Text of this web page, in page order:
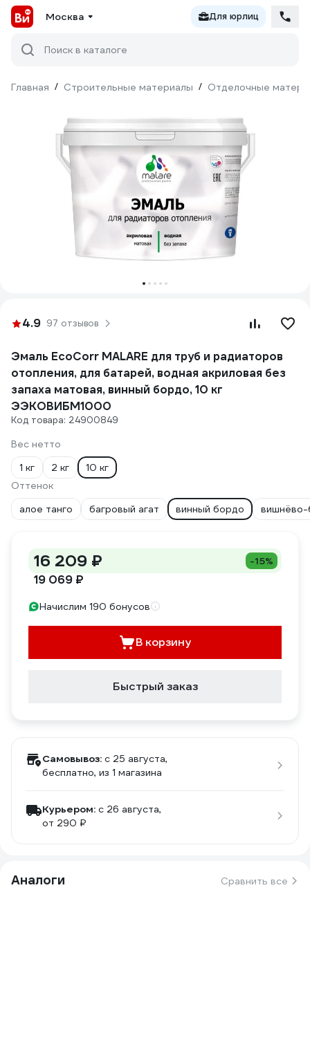
Москва Для юрлиц
Поиск в каталоге
Главная / Строительные материалы / Отделочные
4.9 97 отзывов
Эмаль EcoCorr MALARE для труб и радиаторов
отопления, для батарей, водная акриловая без
запаха матовая, винный бордо, 10 кг
ЭЭКОВИБМ1000
Код товара: 24900849
Вес нетто
1 кг
2 кг
10 кг
Оттенок
алое танго
багровый агат винный бордо
16 209 ₽ -15%
19 069 ₽
Начислим 190 бонусов
В корзину
Быстрый заказ
Самовывоз: c 25 августа,
бесплатно, из 1 магазина
Курьером: c 26 августа,
от 290 ₽
Аналоги Сравнить все